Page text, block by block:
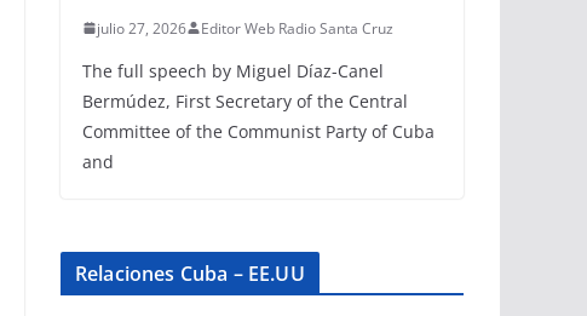
julio 27, 2026 Editor Web Radio Santa Cruz
The full speech by Miguel Díaz-Canel
Bermúdez, First Secretary of the Central
Committee of the Communist Party of Cuba
and
Relaciones Cuba – EE.UU